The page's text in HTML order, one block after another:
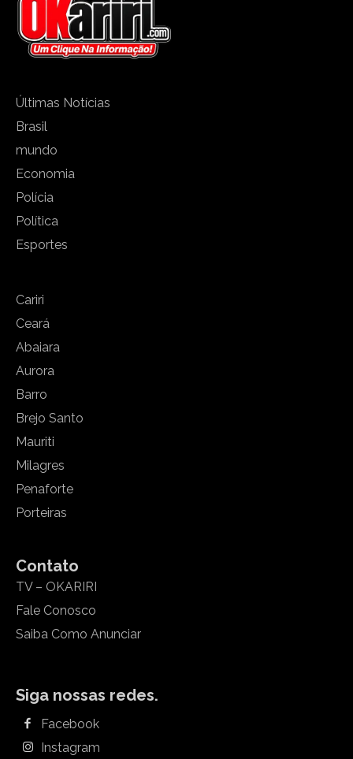
Últimas Notícias
Brasil
mundo
Economia
Polícia
Política
Esportes
Cariri
Ceará
Abaiara
Aurora
Barro
Brejo Santo
Mauriti
Milagres
Penaforte
Porteiras
Contato
TV – OKARIRI
Fale Conosco
Saiba Como Anunciar
Siga nossas redes.
Facebook
Instagram